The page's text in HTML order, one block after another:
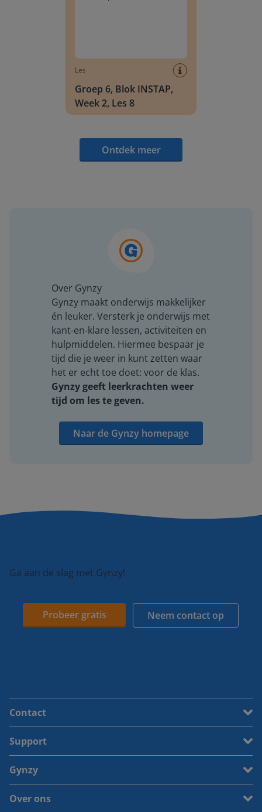
Les
Groep 6, Blok INSTAP,
Week 2, Les 8
Ontdek meer
Over Gynzy
Gynzy maakt onderwijs makkelijker
én leuker. Versterk je onderwijs met
kant-en-klare lessen, activiteiten en
hulpmiddelen. Hiermee bespaar je
tijd die je weer in kunt zetten waar
het er echt toe doet: voor de klas.
Gynzy geeft leerkrachten weer
tijd om les te geven.
Naar de Gynzy homepage
Ga aan de slag met Gynzy!
Probeer gratis Neem contact op
Contact
Support
Gynzy
Over ons